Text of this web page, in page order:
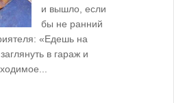
и вышло, если
бы не ранний
«Едешь на
в гараж и